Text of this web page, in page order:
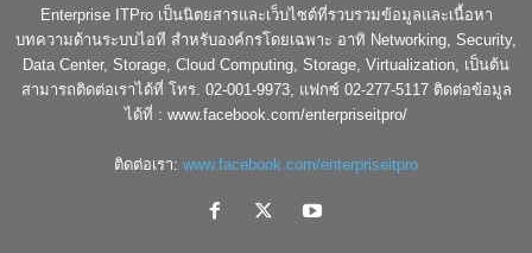
Enterprise ITPro เป็นนิตยสารและเว็บไซต์ที่รวบรวมข้อมูลและเนื้อหา
บทความด้านระบบไอที สำหรับองค์กรโดยเฉพาะ อาทิ Networking, Security,
Data Center, Storage, Cloud Computing, Storage, Virtualization, เป็นต้น
สามารถติดต่อเราได้ที่ โทร. 02-001-9973, แฟกซ์ 02-277-5117 ติดต่อข้อมูล
ได้ที่ : www.facebook.com/enterpriseitpro/
ติดต่อเรา: www.facebook.com/enterpriseitpro